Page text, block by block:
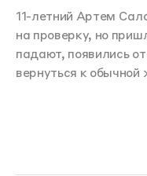
11-летний Артем
на проверку, но
падают, появились
вернуться к обычной